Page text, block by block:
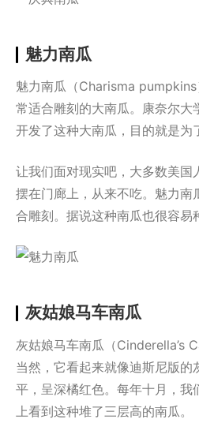
魅力南瓜
魅力南瓜（Charisma
常适合雕刻的大南瓜。康奈尔大
开发了这种大南瓜，目的就是为
让我们面对现实吧，大多数美国
摆在门廊上，从来不吃。魅力南
合雕刻。据说这种南瓜也很容易
灰姑娘马车南瓜
灰姑娘马车南瓜（Cinderella’s
当然，它看起来就像迪斯尼版的
平，呈深橘红色。每年十月，我
上看到这种堆了三层高的南瓜。